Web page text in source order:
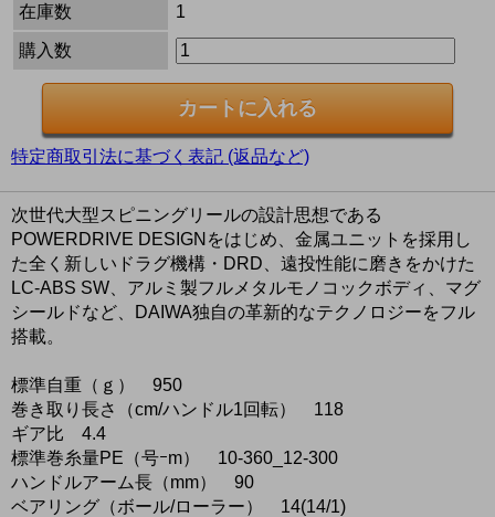
在庫数
1
購入数
特定商取引法に基づく表記 (返品など)
次世代大型スピニングリールの設計思想である
POWERDRIVE DESIGNをはじめ、金属ユニットを採用し
た全く新しいドラグ機構・DRD、遠投性能に磨きをかけた
LC-ABS SW、アルミ製フルメタルモノコックボディ、マグ
シールドなど、DAIWA独自の革新的なテクノロジーをフル
搭載。
標準自重（ｇ） 950
巻き取り長さ（cm/ハンドル1回転） 118
ギア比 4.4
標準巻糸量PE（号ｰm） 10-360_12-300
ハンドルアーム長（mm） 90
ベアリング（ボール/ローラー） 14(14/1)